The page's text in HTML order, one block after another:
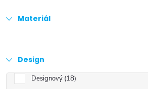
Materiál
Design
Designový 18